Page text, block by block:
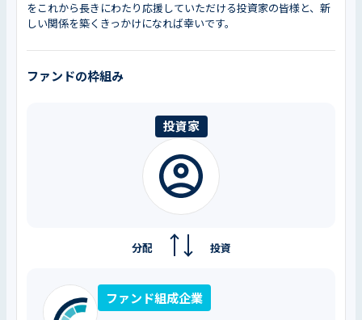
をこれから長きにわたり応援していただける投資家の皆様と、新
しい関係を築くきっかけになれば幸いです。
ファンドの枠組み
投資家
投資
分配
ファンド組成企業